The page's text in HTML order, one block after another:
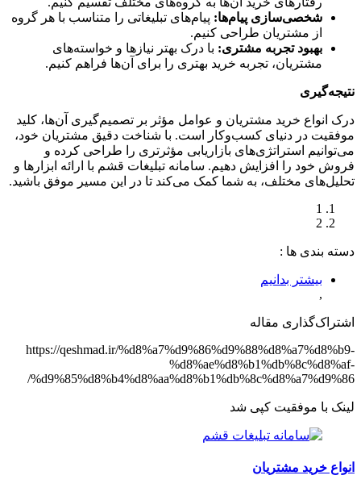
شخصی‌سازی پیام‌ها: پیام‌های تبلیغاتی را متناسب با هر گروه
از مشتریان طراحی کنیم.
بهبود تجربه مشتری: با درک بهتر نیازها و خواسته‌های
مشتریان، تجربه خرید بهتری را برای آن‌ها فراهم کنیم.
نتیجه‌گیری
درک انواع خرید مشتریان و عوامل مؤثر بر تصمیم‌گیری آن‌ها، کلید
موفقیت در دنیای کسب‌وکار است. با شناخت دقیق مشتریان خود،
می‌توانیم استراتژی‌های بازاریابی مؤثرتری را طراحی کرده و
فروش خود را افزایش دهیم. سامانه تبلیغات قشم با ارائه ابزارها و
تحلیل‌های مختلف، به شما کمک می‌کند تا در این مسیر موفق باشید.
1
2
دسته‌ بندی‌ ها :
بیشتر بدانیم
,
اشتراک‌گذاری مقاله
https://qeshmad.ir/%d8%a7%d9%86%d9%88%d8%a7%d8%b9-
%d8%ae%d8%b1%db%8c%d8%af-
%d9%85%d8%b4%d8%aa%d8%b1%db%8c%d8%a7%d9%86/
لینک با موفقیت کپی شد
انواع خرید مشتریان